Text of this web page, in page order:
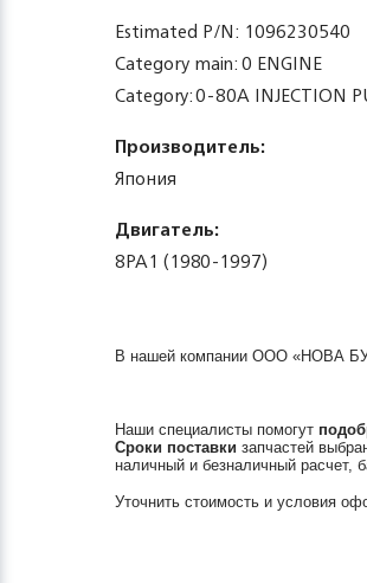
Estimated P/N: 1096230540
Category main: 0 ENGINE
Category: 0-80A INJECTION
Производитель:
Япония
Двигатель:
8PA1 (1980-1997)
В нашей компании ООО «НОВА
Наши специалисты помогут
Сроки поставки запчастей
наличный и безналичный расчет,
Уточнить стоимость и условия